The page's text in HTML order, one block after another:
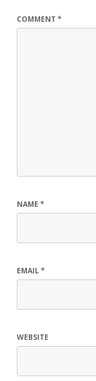
COMMENT *
NAME *
EMAIL*
WEBSITE